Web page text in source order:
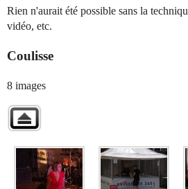
Rien n'aurait été possible sans la
vidéo, etc.
Coulisse
8 images